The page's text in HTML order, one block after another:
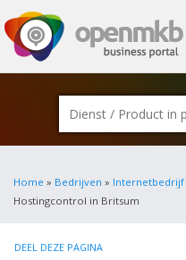
Home » Bedrijven » Internetbedrijf
Hostingcontrol in Britsum
DEEL DEZE PAGINA